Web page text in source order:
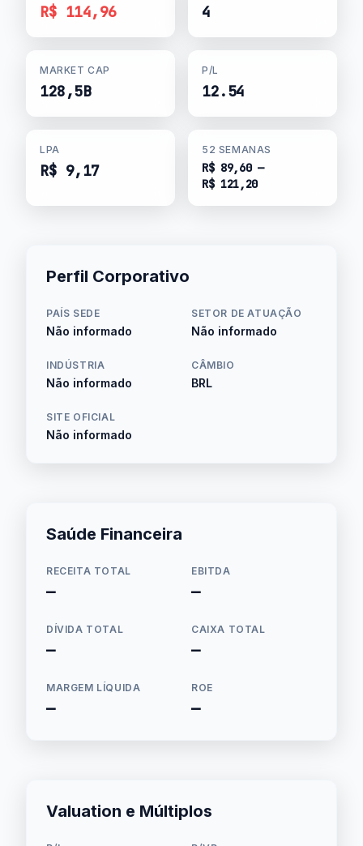
R$ 114,96 4
MARKET CAP
128,5B
P/L
12.54
LPA
R$ 9,17
52 SEMANAS
R$ 89,60 —
R$ 121,20
Perfil Corporativo
PAÍS SEDE
Não informado
SETOR DE ATUAÇÃO
Não informado
INDÚSTRIA
Não informado
CÂMBIO
BRL
SITE OFICIAL
Não informado
Saúde Financeira
RECEITA TOTAL
—
EBITDA
—
DÍVIDA TOTAL
—
CAIXA TOTAL
—
MARGEM LÍQUIDA
—
ROE
—
Valuation e Múltiplos